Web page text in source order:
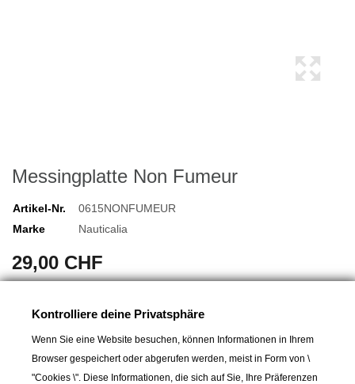
Messingplatte Non Fumeur
Artikel-Nr.
0615NONFUMEUR
Marke
Nauticalia
29,00 CHF
In den Warenkorb
Kontrolliere deine Privatsphäre
Wenn Sie eine Website besuchen, können Informationen in Ihrem
Browser gespeichert oder abgerufen werden, meist in Form von \
"Cookies \". Diese Informationen, die sich auf Sie, Ihre Präferenzen